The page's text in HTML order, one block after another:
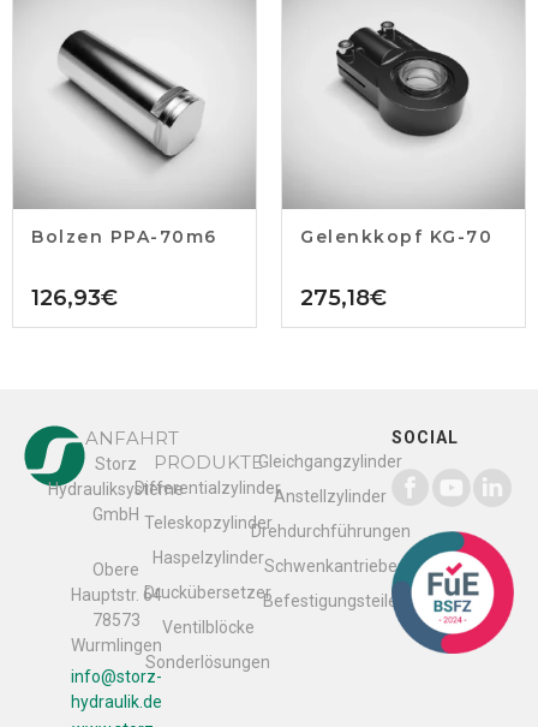
Bolzen PPA-70m6
126,93€
Gelenkkopf KG-70
275,18€
ANFAHRT
Storz
Hydrauliksysteme
GmbH
Obere
Hauptstr. 64
78573
Wurmlingen
info@storz-
hydraulik.de
PRODUKTE
Differentialzylinder
Teleskopzylinder
Haspelzylinder
Druckübersetzer
Ventilblöcke
Sonderlösungen
Gleichgangzylinder
Anstellzylinder
Drehdurchführungen
Schwenkantriebe
Befestigungsteile
SOCIAL